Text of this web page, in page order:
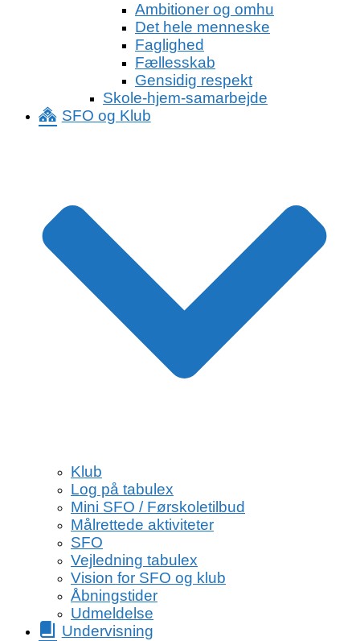
Ambitioner og omhu
Det hele menneske
Faglighed
Fællesskab
Gensidig respekt
Skole-hjem-samarbejde
SFO og Klub
Klub
Log på tabulex
Mini SFO / Førskoletilbud
Målrettede aktiviteter
SFO
Vejledning tabulex
Vision for SFO og klub
Åbningstider
Udmeldelse
Undervisning